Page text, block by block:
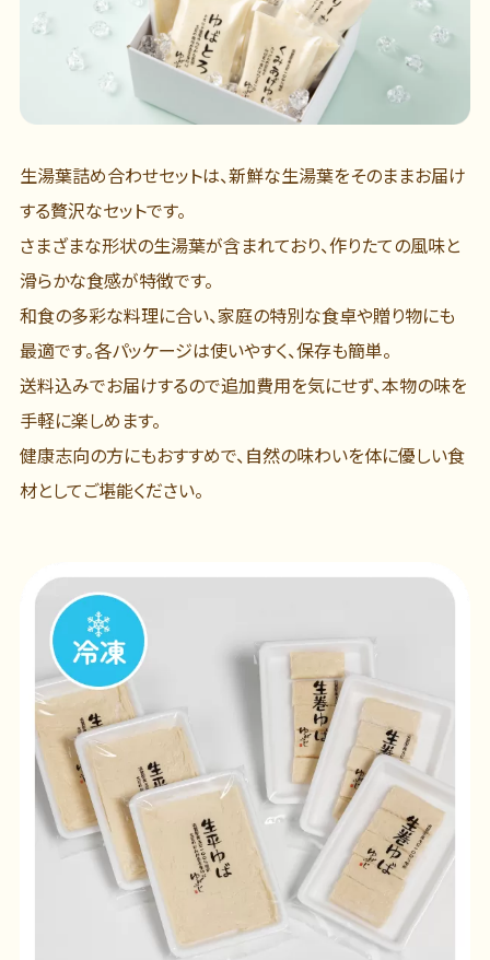
生湯葉詰め合わせセットは、新鮮な生湯葉をそのままお届け
する贅沢なセットです。
さまざまな形状の生湯葉が含まれており、作りたての風味と
滑らかな食感が特徴です。
和食の多彩な料理に合い、家庭の特別な食卓や贈り物にも
最適です。各パッケージは使いやすく、保存も簡単。
送料込みでお届けするので追加費用を気にせず、本物の味を
手軽に楽しめます。
健康志向の方にもおすすめで、自然の味わいを体に優しい食
材としてご堪能ください。